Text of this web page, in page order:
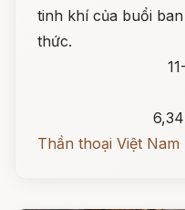
tinh khí của buổi
thức.
Thần thoại Việt Nam